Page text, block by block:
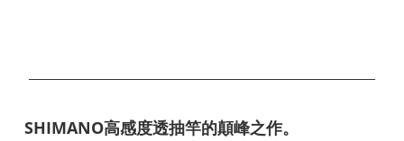
SHIMANO高感度透抽竿的顛峰之作。